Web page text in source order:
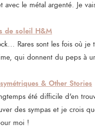
le métal argenté. Je
de soleil H&M
Rares sont les fois où je
qui donnent du peps à
& Other Stories
été difficile d'en
des sympas et je crois
moi !